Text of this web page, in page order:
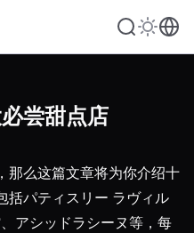
尝甜点店
那么这篇文章将为你介绍十
括パティスリー ラヴィル
アシッドラシーヌ等，每